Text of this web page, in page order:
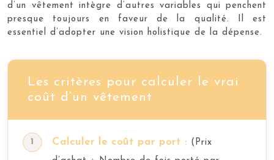
d’un vêtement intègre d’autres variables qui penchent
presque toujours en faveur de la qualité. Il est
essentiel d’adopter une vision holistique de la dépense.
Les critères pour calculer le vrai
coût d’un vêtement
Calculer le coût par port : (Prix